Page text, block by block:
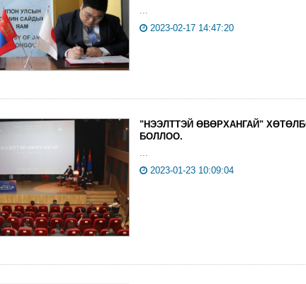
2023-02-17 14:47:20
"НЭЭЛТТЭЙ ӨВӨРХАНГАЙ"
БОЛЛОО.
2023-01-23 10:09:04